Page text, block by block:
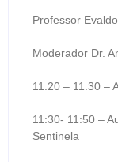
Professor
Moderador Dr.
11:20 – 11:30 –
11:30- 11:50 –
Sentinela